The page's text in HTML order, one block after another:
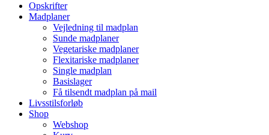
Opskrifter
Madplaner
Vejledning til madplan
Sunde madplaner
Vegetariske madplaner
Flexitariske madplaner
Single madplan
Basislager
Få tilsendt madplan på mail
Livsstilsforløb
Shop
Webshop